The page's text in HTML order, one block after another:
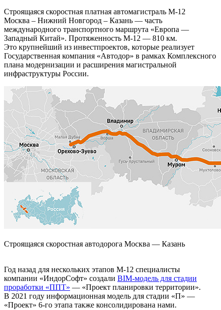
Строящаяся скоростная платная автомагистраль М-12
Москва – Нижний Новгород – Казань — часть
международного транспортного маршрута «Европа —
Западный Китай». Протяженность М-12 — 810 км.
Это крупнейший из инвестпроектов, которые реализует
Государственная компания «Автодор» в рамках Комплексного
плана модернизации и расширения магистральной
инфраструктуры России.
Строящаяся скоростная автодорога Москва — Казань
Год назад для нескольких этапов М-12 специалисты
компании «ИндорСофт» создали BIM-модель для стадии
проработки «ППТ» — «Проект планировки территории».
В 2021 году информационная модель для стадии «П» —
«Проект» 6-го этапа также консолидирована нами.